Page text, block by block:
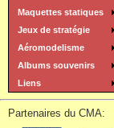
Maquettes statiques
Jeux de stratégie
Aéromodelisme
Albums souvenirs
Liens
Partenaires du CMA: